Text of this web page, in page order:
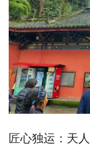
匠心独运：天